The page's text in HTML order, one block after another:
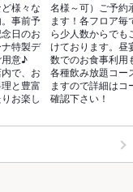
様々な
事前予
日のお
特製デ
意♪
で、お
と豊富
お楽し
名様～可）ご予約
ます！各フロア毎
ら少人数からでも
けております。昼
数でのお食事利用
各種飲み放題コー
ますので詳細はコ
確認下さい！